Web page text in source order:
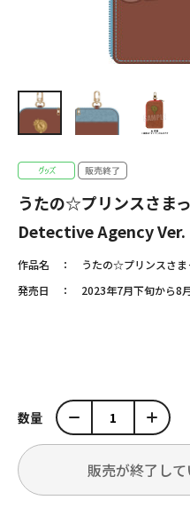
うたの☆プリンスさま
Detective Agency Ver.
作品名
うたの☆プリンスさ
発売日
2023年7月下旬から8
数量
販売が終了し